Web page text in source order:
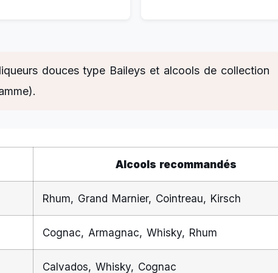
douces type Baileys et alcools de collection
Alcools recommandés
Rhum, Grand Marnier, Cointreau, Kirsch
Cognac, Armagnac, Whisky, Rhum
Calvados, Whisky, Cognac